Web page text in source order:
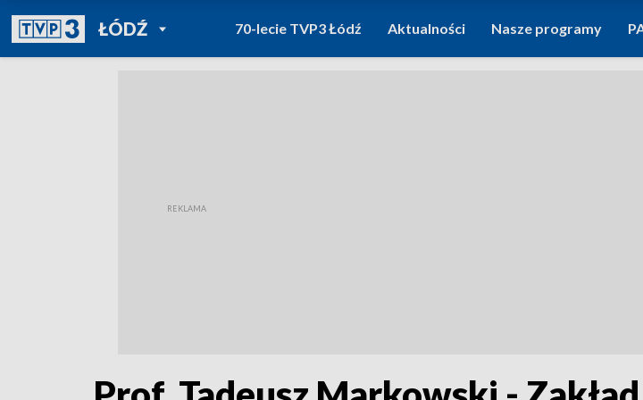
ŁÓDŹPOWRÓT DO
TVP REGIONY
70-lecie TVP3 Łódź Aktualności Nasze programy